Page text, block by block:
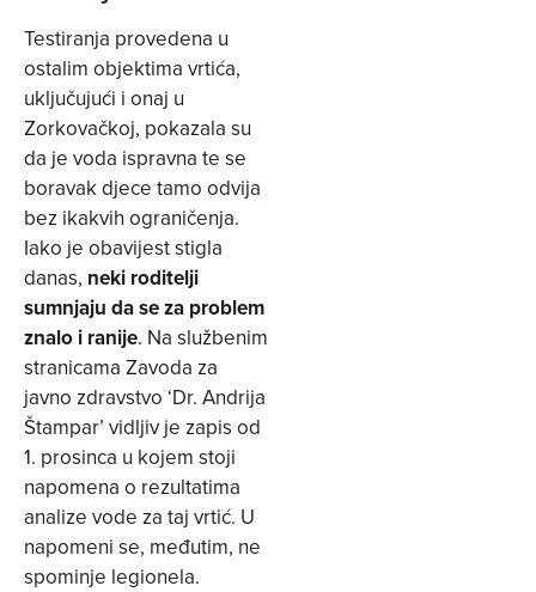
Testiranja provedena u
ostalim objektima vrtića,
uključujući i onaj u
Zorkovačkoj, pokazala su
da je voda ispravna te se
boravak djece tamo odvija
bez ikakvih ograničenja.
Iako je obavijest stigla
danas, neki roditelji
sumnjaju da se za problem
znalo i ranije. Na službenim
stranicama Zavoda za
javno zdravstvo ‘Dr. Andrija
Štampar’ vidljiv je zapis od
1. prosinca u kojem stoji
napomena o rezultatima
analize vode za taj vrtić. U
napomeni se, međutim, ne
spominje legionela.